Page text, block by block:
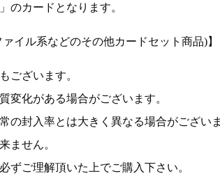
のカードとなります。
イル系などのその他カードセット商品)】
ございます。
変化がある場合がございます。
の封入率とは大きく異なる場合がございま
ません。
ずご理解頂いた上でご購入下さい。